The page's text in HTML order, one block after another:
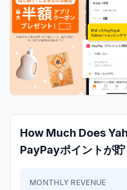
How Much Does
PayPayポイントが
MONTHLY REVENUE